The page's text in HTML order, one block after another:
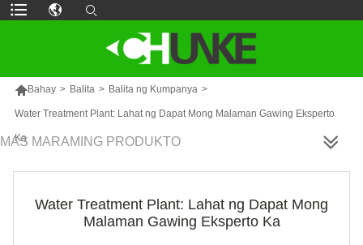
Bahay > Balita > Balita ng Kumpanya >
Water Treatment Plant: Lahat ng Dapat Mong Malaman Gawing Eksperto
Ka
MAS MARAMING PRODUKTO
Water Treatment Plant: Lahat ng Dapat Mong
Malaman Gawing Eksperto Ka